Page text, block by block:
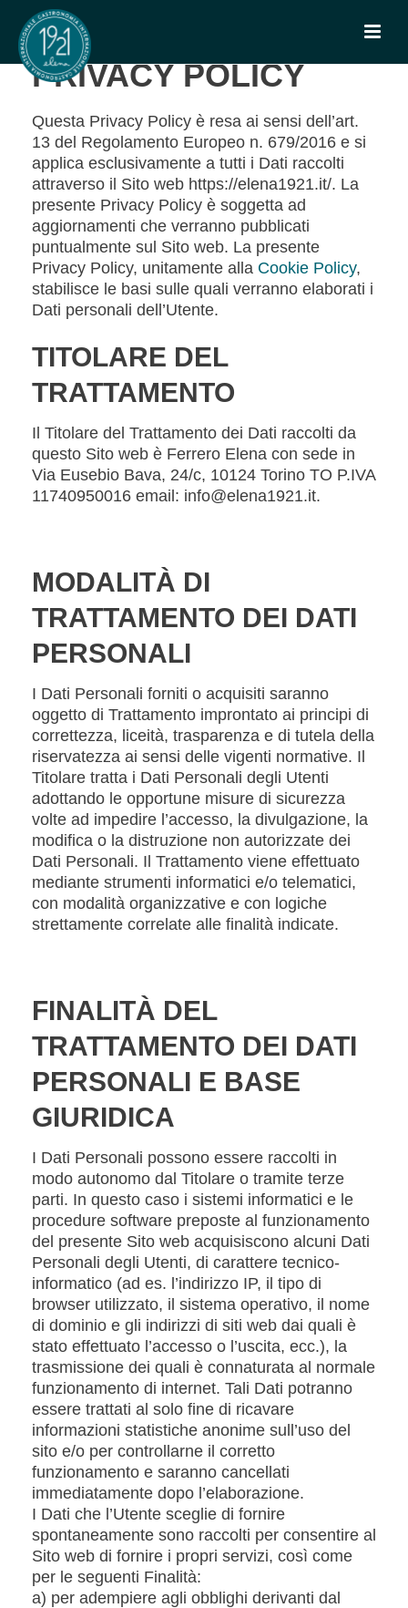
PRIVACY POLICY
Questa Privacy Policy è resa ai sensi dell’art.
13 del Regolamento Europeo n. 679/2016 e si
applica esclusivamente a tutti i Dati raccolti
attraverso il Sito web https://elena1921.it/. La
presente Privacy Policy è soggetta ad
aggiornamenti che verranno pubblicati
puntualmente sul Sito web. La presente
Privacy Policy, unitamente alla Cookie Policy,
stabilisce le basi sulle quali verranno elaborati i
Dati personali dell’Utente.
TITOLARE DEL
TRATTAMENTO
Il Titolare del Trattamento dei Dati raccolti da
questo Sito web è Ferrero Elena con sede in
Via Eusebio Bava, 24/c, 10124 Torino TO P.IVA
11740950016 email: info@elena1921.it.
MODALITÀ DI
TRATTAMENTO DEI DATI
PERSONALI
I Dati Personali forniti o acquisiti saranno
oggetto di Trattamento improntato ai principi di
correttezza, liceità, trasparenza e di tutela della
riservatezza ai sensi delle vigenti normative. Il
Titolare tratta i Dati Personali degli Utenti
adottando le opportune misure di sicurezza
volte ad impedire l’accesso, la divulgazione, la
modifica o la distruzione non autorizzate dei
Dati Personali. Il Trattamento viene effettuato
mediante strumenti informatici e/o telematici,
con modalità organizzative e con logiche
strettamente correlate alle finalità indicate.
FINALITÀ DEL
TRATTAMENTO DEI DATI
PERSONALI E BASE
GIURIDICA
I Dati Personali possono essere raccolti in
modo autonomo dal Titolare o tramite terze
parti. In questo caso i sistemi informatici e le
procedure software preposte al funzionamento
del presente Sito web acquisiscono alcuni Dati
Personali degli Utenti, di carattere tecnico-
informatico (ad es. l’indirizzo IP, il tipo di
browser utilizzato, il sistema operativo, il nome
di dominio e gli indirizzi di siti web dai quali è
stato effettuato l’accesso o l’uscita, ecc.), la
trasmissione dei quali è connaturata al normale
funzionamento di internet. Tali Dati potranno
essere trattati al solo fine di ricavare
informazioni statistiche anonime sull’uso del
sito e/o per controllarne il corretto
funzionamento e saranno cancellati
immediatamente dopo l’elaborazione.
I Dati che l’Utente sceglie di fornire
spontaneamente sono raccolti per consentire al
Sito web di fornire i propri servizi, così come
per le seguenti Finalità:
a) per adempiere agli obblighi derivanti dal